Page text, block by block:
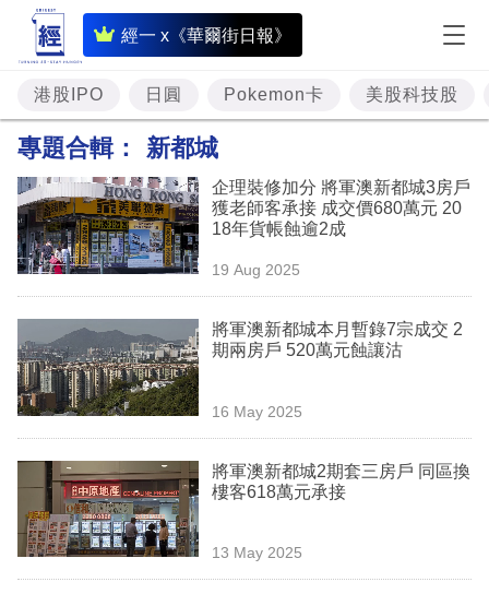
經一 x《華爾街日報》
即
時
財
經
題
投
資
樓
市
理
商
業
科
技
港股IPO 日圓 Pokemon卡 美股科技股
專題合輯： 新都城
企理裝修加分 將軍澳新都城3房戶
獲老師客承接 成交價680萬元 20
18年貨帳蝕逾2成
19 Aug 2025
將軍澳新都城本月暫錄7宗成交 2
期兩房戶 520萬元蝕讓沽
16 May 2025
將軍澳新都城2期套三房戶 同區換
樓客618萬元承接
13 May 2025